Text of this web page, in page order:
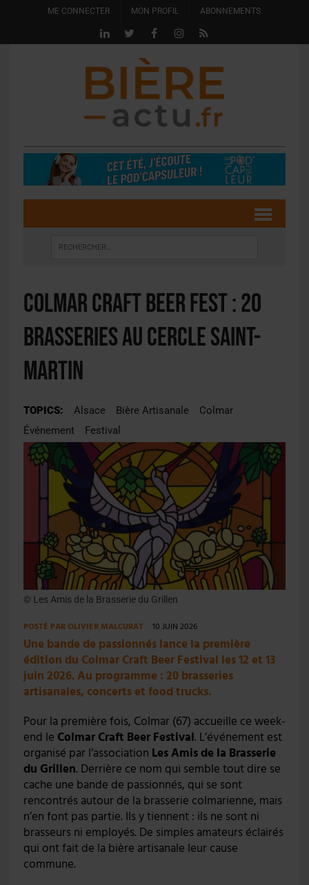
ME CONNECTER MON PROFIL ABONNEMENTS
Colmar Craft Beer Fest : 20
brasseries au Cercle Saint-
Martin
TOPICS: Alsace Bière Artisanale
Colmar
Événement
Festival
© Les Amis de la Brasserie du Grillen
POSTÉ PAROLIVIER MALCURAT 10 JUIN 2026
Une bande de passionnés lance la première
édition du Colmar Craft Beer Festival les 12 et 13
juin 2026. Au programme : 20 brasseries
artisanales, concerts et food trucks.
Pour la première fois, Colmar (67) accueille ce week-
end le Colmar Craft Beer Festival. L’événement est
organisé par l’association Les Amis de la Brasserie
du Grillen. Derrière ce nom qui semble tout dire se
cache une bande de passionnés, qui se sont
rencontrés autour de la brasserie colmarienne, mais
n’en font pas partie. Ils y tiennent : ils ne sont ni
brasseurs ni employés. De simples amateurs éclairés
qui ont fait de la bière artisanale leur cause
commune.